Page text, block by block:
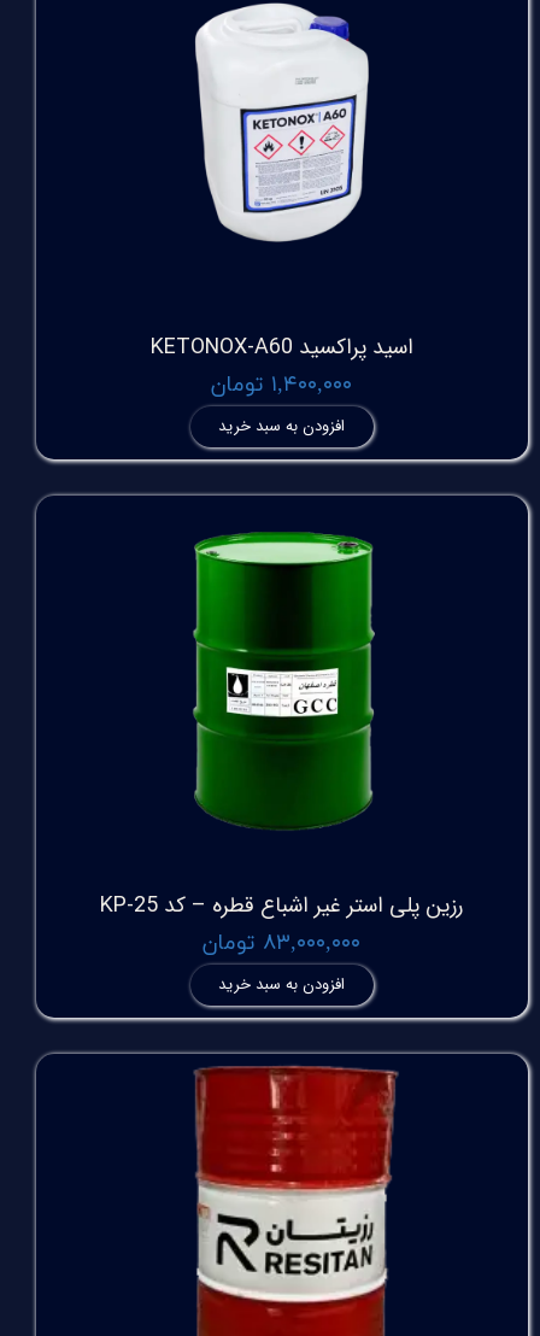
اسید پراکسید KETONOX-A60
۱,۴۰۰,۰۰۰ تومان
افزودن به سبد خرید
رزین پلی استر غیر اشباع قطره – کد KP-25
۸۳,۰۰۰,۰۰۰ تومان
افزودن به سبد خرید